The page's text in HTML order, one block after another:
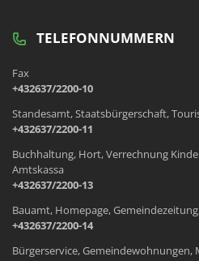
TELEFONNUMMERN
Fax
+432637/2200-10
Standesamt, Staatsbürgerschaft,
+432637/2200-11
Buchhaltung, Hort, Verrechnung
Amtskassa
+432637/2200-13
Bauamt, Homepage,
+432637/2200-14
Bürgerservice, Gemeindewohnungen,